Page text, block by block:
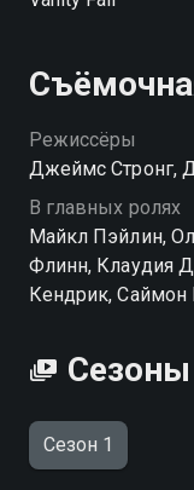
Режиссёры
Джеймс Стронг,
В главных ролях
Майкл Пэйлин,
Флинн, Клаудия
Кендрик, Саймон
Сезон 1